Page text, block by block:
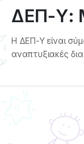
ΔΕΠ-Υ:
Η ΔΕΠ-Υ είναι
αναπτυξιακές